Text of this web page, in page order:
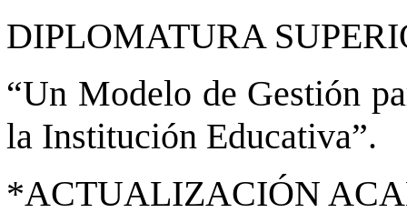
DIPLOMATURA
“Un Modelo de Gestión
la Institución Educativa”.
*ACTUALIZACIÓN